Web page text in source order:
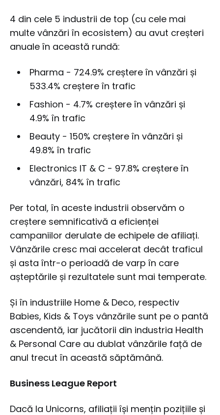
4 din cele 5 industrii de top (cu cele mai
multe vânzări în ecosistem) au avut creșteri
anuale în această rundă:
Pharma - 724.9% creștere în vânzări și
533.4% creștere în trafic
Fashion - 4.7% creștere în vânzări și
4.9% în trafic
Beauty - 150% creștere în vânzări și
49.8% în trafic
Electronics IT & C - 97.8% creștere în
vânzări, 84% în trafic
Per total, în aceste industrii observăm o
creștere semnificativă a eficienței
campaniilor derulate de echipele de afiliați.
Vânzările cresc mai accelerat decât traficul
și asta într-o perioadă de varp în care
așteptările și rezultatele sunt mai temperate.
Și în industriile Home & Deco, respectiv
Babies, Kids & Toys vânzările sunt pe o pantă
ascendentă, iar jucătorii din industria Health
& Personal Care au dublat vânzările față de
anul trecut în această săptămână.
Business League Report
Dacă la Unicorns, afiliații își mențin pozițiile și